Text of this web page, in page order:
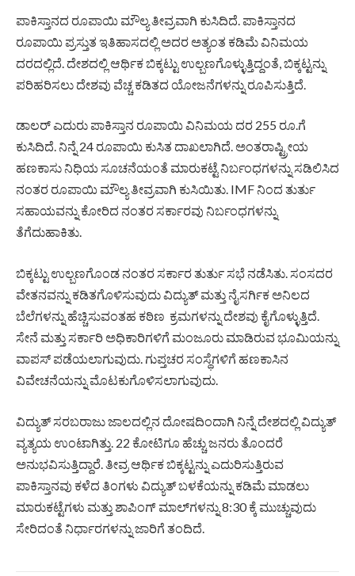
ಪಾಕಿಸ್ತಾನದ ರೂಪಾಯಿ ಮೌಲ್ಯ ತೀವ್ರವಾಗಿ ಕುಸಿದಿದೆ. ಪಾಕಿಸ್ತಾನದ
ರೂಪಾಯಿ ಪ್ರಸ್ತುತ ಇತಿಹಾಸದಲ್ಲಿ ಅದರ ಅತ್ಯಂತ ಕಡಿಮೆ ವಿನಿಮಯ
ದರದಲ್ಲಿದೆ. ದೇಶದಲ್ಲಿ ಆರ್ಥಿಕ ಬಿಕ್ಕಟ್ಟು ಉಲ್ಬಣಗೊಳ್ಳುತ್ತಿದ್ದಂತೆ, ಬಿಕ್ಕಟ್ಟನ್ನು
ಪರಿಹರಿಸಲು ದೇಶವು ವೆಚ್ಚ ಕಡಿತದ ಯೋಜನೆಗಳನ್ನು ರೂಪಿಸುತ್ತಿದೆ.
ಡಾಲರ್ ಎದುರು ಪಾಕಿಸ್ತಾನ ರೂಪಾಯಿ ವಿನಿಮಯ ದರ 255 ರೂ.ಗೆ
ಕುಸಿದಿದೆ. ನಿನ್ನೆ 24 ರೂಪಾಯಿ ಕುಸಿತ ದಾಖಲಾಗಿದೆ. ಅಂತರಾಷ್ಟ್ರೀಯ
ಹಣಕಾಸು ನಿಧಿಯ ಸೂಚನೆಯಂತೆ ಮಾರುಕಟ್ಟೆ ನಿರ್ಬಂಧಗಳನ್ನು ಸಡಿಲಿಸಿದ
ನಂತರ ರೂಪಾಯಿ ಮೌಲ್ಯ ತೀವ್ರವಾಗಿ ಕುಸಿಯಿತು. IMF ನಿಂದ ತುರ್ತು
ಸಹಾಯವನ್ನು ಕೋರಿದ ನಂತರ ಸರ್ಕಾರವು ನಿರ್ಬಂಧಗಳನ್ನು
ತೆಗೆದುಹಾಕಿತು.
ಬಿಕ್ಕಟ್ಟು ಉಲ್ಬಣಗೊಂಡ ನಂತರ ಸರ್ಕಾರ ತುರ್ತು ಸಭೆ ನಡೆಸಿತು. ಸಂಸದರ
ವೇತನವನ್ನು ಕಡಿತಗೊಳಿಸುವುದು ವಿದ್ಯುತ್ ಮತ್ತು ನೈಸರ್ಗಿಕ ಅನಿಲದ
ಬೆಲೆಗಳನ್ನು ಹೆಚ್ಚಿಸುವಂತಹ ಕಠಿಣ ಕ್ರಮಗಳನ್ನು ದೇಶವು ಕೈಗೊಳ್ಳುತ್ತಿದೆ.
ಸೇನೆ ಮತ್ತು ಸರ್ಕಾರಿ ಅಧಿಕಾರಿಗಳಿಗೆ ಮಂಜೂರು ಮಾಡಿರುವ ಭೂಮಿಯನ್ನು
ವಾಪಸ್ ಪಡೆಯಲಾಗುವುದು. ಗುಪ್ತಚರ ಸಂಸ್ಥೆಗಳಿಗೆ ಹಣಕಾಸಿನ
ವಿವೇಚನೆಯನ್ನು ಮೊಟಕುಗೊಳಿಸಲಾಗುವುದು.
ವಿದ್ಯುತ್ ಸರಬರಾಜು ಜಾಲದಲ್ಲಿನ ದೋಷದಿಂದಾಗಿ ನಿನ್ನೆ ದೇಶದಲ್ಲಿ ವಿದ್ಯುತ್
ವ್ಯತ್ಯಯ ಉಂಟಾಗಿತ್ತು. 22 ಕೋಟಿಗೂ ಹೆಚ್ಚು ಜನರು ತೊಂದರೆ
ಅನುಭವಿಸುತ್ತಿದ್ದಾರೆ. ತೀವ್ರ ಆರ್ಥಿಕ ಬಿಕ್ಕಟ್ಟನ್ನು ಎದುರಿಸುತ್ತಿರುವ
ಪಾಕಿಸ್ತಾನವು ಕಳೆದ ತಿಂಗಳು ವಿದ್ಯುತ್ ಬಳಕೆಯನ್ನು ಕಡಿಮೆ ಮಾಡಲು
ಮಾರುಕಟ್ಟೆಗಳು ಮತ್ತು ಶಾಪಿಂಗ್ ಮಾಲ್‌ಗಳನ್ನು 8:30 ಕ್ಕೆ ಮುಚ್ಚುವುದು
ಸೇರಿದಂತೆ ನಿರ್ಧಾರಗಳನ್ನು ಜಾರಿಗೆ ತಂದಿದೆ.